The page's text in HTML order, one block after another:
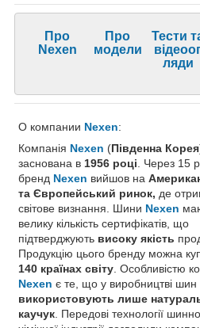
Про
Nexen
Про
модели
Тести
ляди
О компании Nexen:
Компанія Nexen (Південна Корея
заснована в 1956 році . Через 15
бренд Nexen вийшов на
та Європейський ринок, де
світове визнання. Шини Nexen
велику кількість сертифікатів, що
підтверджують високу якість
Продукцію цього бренду можна
140 країнах світу . Особливістю
Nexen є те, що у виробництві шин
використовують лише
каучук . Передові технології